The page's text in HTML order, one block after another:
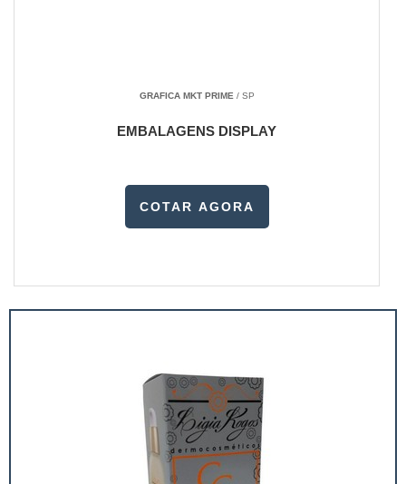
GRAFICA MKT PRIME/ SP
EMBALAGENS DISPLAY
COTAR AGORA